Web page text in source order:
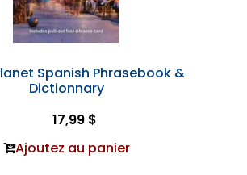
Spanish Phrasebook &
Dictionnary
17,99 $
Ajoutez au panier